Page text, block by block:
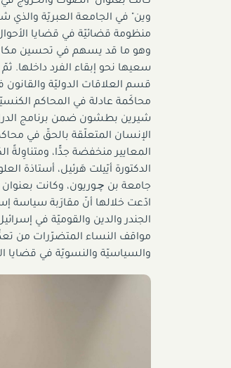
وين" في الجامعة العبريّة والذي
منظومة قضائيّة في قضايا
وهو ما قد يسهم في تحسين مكانة
سعيها نحو إبقاء الفرد داخلها.
قسم العلاقات الدوليّة
محاكَمة عادلة في المحاكم
شيرين بطشون ضمن برنامج
الإنسان المتعلّقة بالحقّ في
المعايير منخفضة جدًّا، ومتناوِلةً
الدكتورة أيّيلت هَرئيل، أستاذة
جامعة بن ﭼـوريون، وكانت بعنوان
ادّعت خلالها أنّ مقارَبة سياسة
الجندر والدين والقوميّة في
مواقف النساء المتضرّرات من
والسياسيّة والنسويّة في قضايا